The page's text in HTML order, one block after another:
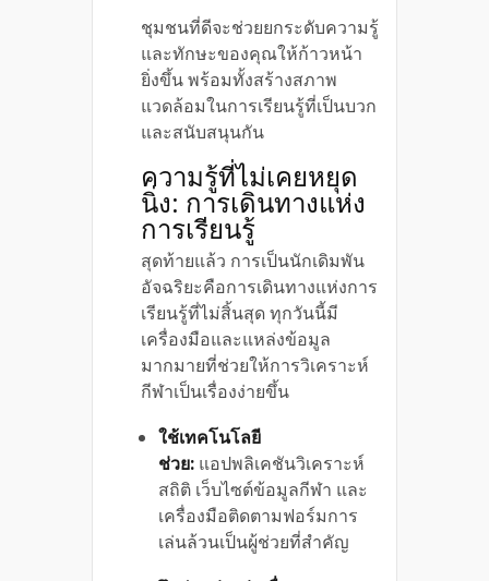
ชุมชนที่ดีจะช่วยยกระดับความรู้
และทักษะของคุณให้ก้าวหน้า
ยิ่งขึ้น พร้อมทั้งสร้างสภาพ
แวดล้อมในการเรียนรู้ที่เป็นบวก
และสนับสนุนกัน
ความรู้ที่ไม่เคยหยุด
นิ่ง: การเดินทางแห่ง
การเรียนรู้
สุดท้ายแล้ว การเป็นนักเดิมพัน
อัจฉริยะคือการเดินทางแห่งการ
เรียนรู้ที่ไม่สิ้นสุด ทุกวันนี้มี
เครื่องมือและแหล่งข้อมูล
มากมายที่ช่วยให้การวิเคราะห์
กีฬาเป็นเรื่องง่ายขึ้น
ใช้เทคโนโลยี
ช่วย: แอปพลิเคชันวิเคราะห์
สถิติ เว็บไซต์ข้อมูลกีฬา และ
เครื่องมือติดตามฟอร์มการ
เล่นล้วนเป็นผู้ช่วยที่สำคัญ